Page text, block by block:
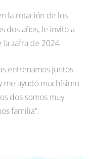
la rotación de los
dos años, le invitó a
zafra de 2024.
entrenamos juntos
me ayudó muchísimo
dos somos muy
familia”.